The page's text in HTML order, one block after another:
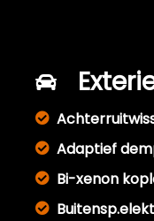
Adaptief
Bi-xenon